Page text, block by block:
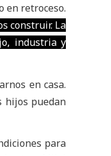
en retroceso.
construir. La
industria y
en casa.
hijos puedan
para